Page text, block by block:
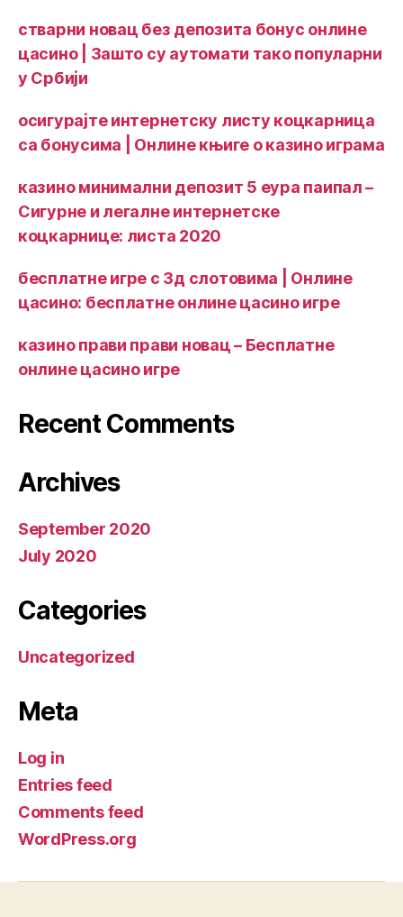
стварни новац без депозита бонус онлине
цасино | Зашто су аутомати тако популарни
у Србији
осигурајте интернетску листу коцкарница
са бонусима | Онлине књиге о казино играма
казино минимални депозит 5 еура паипал –
Сигурне и легалне интернетске
коцкарнице: листа 2020
бесплатне игре с 3д слотовима | Онлине
цасино: бесплатне онлине цасино игре
казино прави прави новац – Бесплатне
онлине цасино игре
Recent Comments
Archives
September 2020
July 2020
Categories
Uncategorized
Meta
Log in
Entries feed
Comments feed
WordPress.org